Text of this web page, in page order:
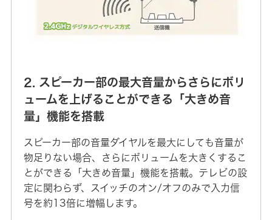
2. スピーカー部の最大音量からさらにボリ
ュームを上げることができる「大きめ音
量」機能を搭載
スピーカー部の音量ダイヤルを最大にしても音量が
物足りない場合、さらにボリュームを大きくするこ
とができる「大きめ音量」機能を搭載。テレビの設
定に関わらず、スイッチのオン/オフのみで入力信
号を約13倍に増幅します。